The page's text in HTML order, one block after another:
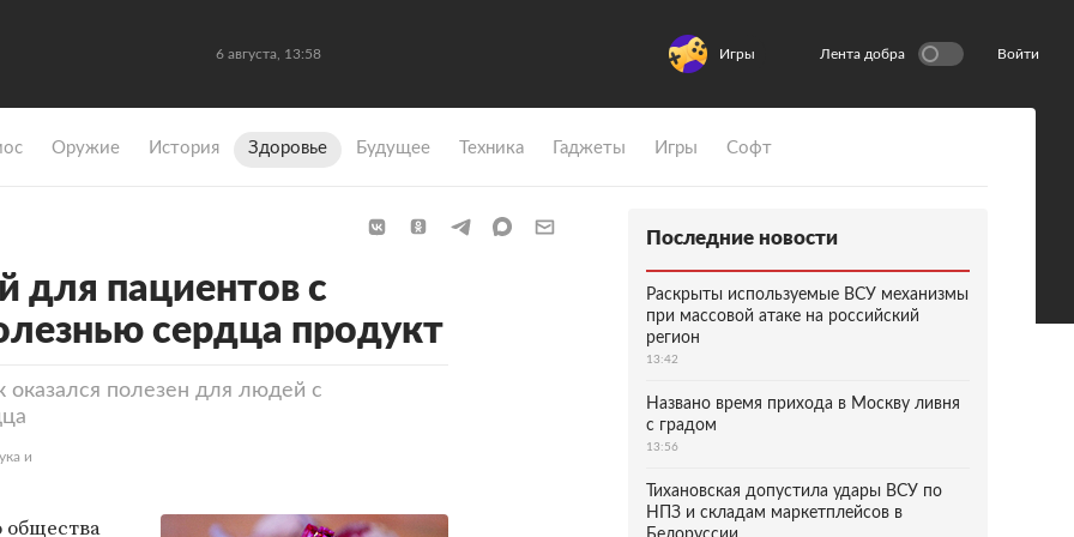
6 августа, 13:58 Игры Лента добра Войти
Оружие История Здоровье Будущее Техника Гаджеты Игры Софт
для пациентов с
сердца продукт
оказался полезен для людей с
и
Последние новости
Раскрыты используемые ВСУ механизмы
при массовой атаке на российский
регион
13:42
Названо время прихода в Москву ливня
с градом
13:56
Тихановская допустила удары ВСУ по
НПЗ и складам маркетплейсов в